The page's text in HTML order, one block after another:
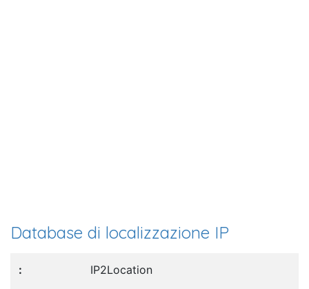
Database di localizzazione IP
IP2Location